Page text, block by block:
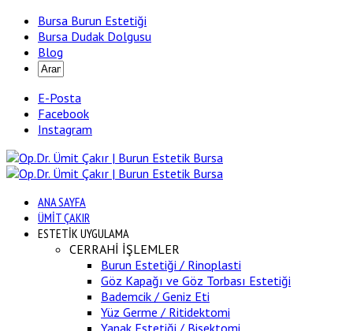
Bursa Burun Estetiği
Bursa Dudak Dolgusu
Blog
E-Posta
Facebook
Instagram
ANA SAYFA
ÜMİT ÇAKIR
ESTETİK UYGULAMA
CERRAHİ İŞLEMLER
Burun Estetiği / Rinoplasti
Göz Kapağı ve Göz Torbası Estetiği
Bademcik / Geniz Eti
Yüz Germe / Ritidektomi
Yanak Estetiği / Bişektomi